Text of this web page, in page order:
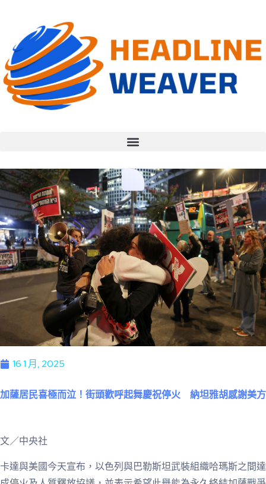
16 1 月, 2025
加薩居民喜極而泣！街頭歡呼起舞慶祝停火 納坦雅胡感謝美方
文／中央社
卡達與美國今天宣布，以色列與巴勒斯坦武裝組織哈瑪斯之間達